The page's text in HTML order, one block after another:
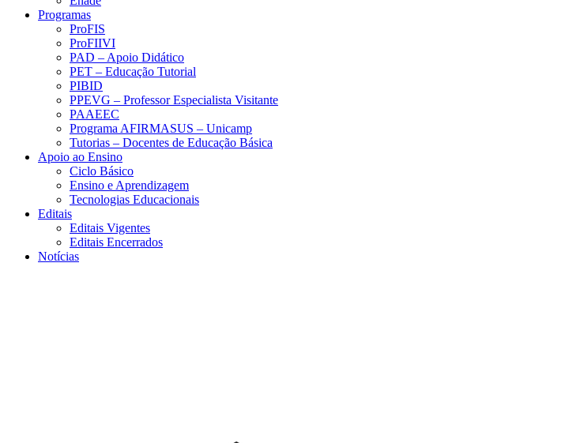
Programas
ProFIS
ProFIIVI
PAD – Apoio Didático
PET – Educação Tutorial
PIBID
PPEVG – Professor Especialista Visitante
PAAEEC
Programa AFIRMASUS – Unicamp
Tutorias – Docentes de Educação Básica
Apoio ao Ensino
Ciclo Básico
Ensino e Aprendizagem
Tecnologias Educacionais
Editais
Editais Vigentes
Editais Encerrados
Notícias